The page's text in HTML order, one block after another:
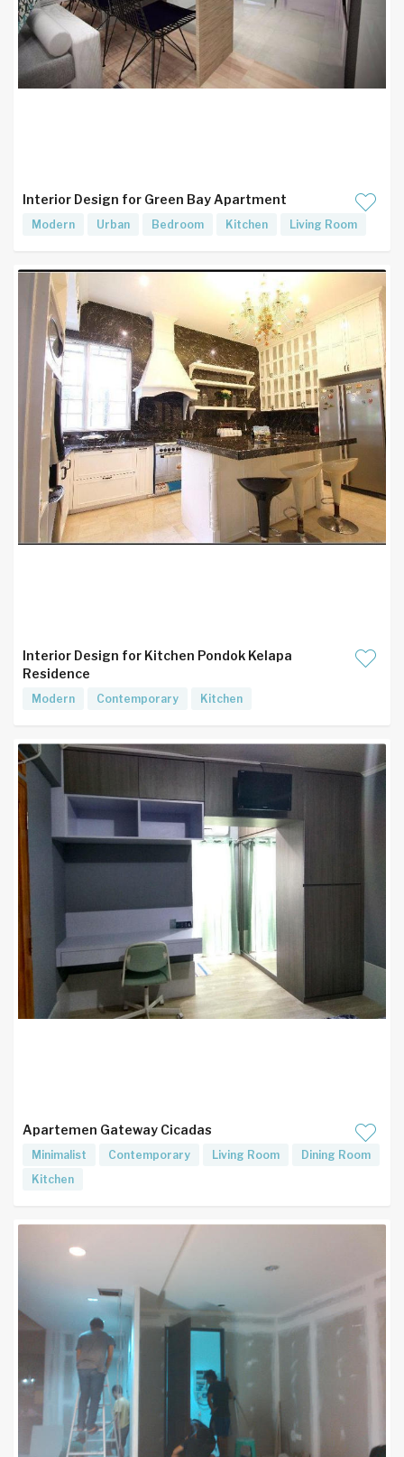
Interior Design for Green Bay Apartment
Modern Urban Bedroom Kitchen Living Room
Interior Design for Kitchen Pondok Kelapa
Residence
Modern Contemporary Kitchen
Apartemen Gateway Cicadas
Minimalist Contemporary Living Room
Dining Room
Kitchen